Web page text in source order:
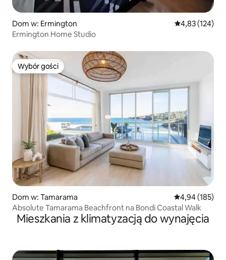
Dom w: Ermington Średnia
4,83 (124)
Ermington Home Studio
Wybór gości
Wybór gości
Dom w: Tamarama Średnia
4,94 (185)
Absolute Tamarama Beachfront na Bondi Coastal Walk
Mieszkania z klimatyzacją do wynajęcia